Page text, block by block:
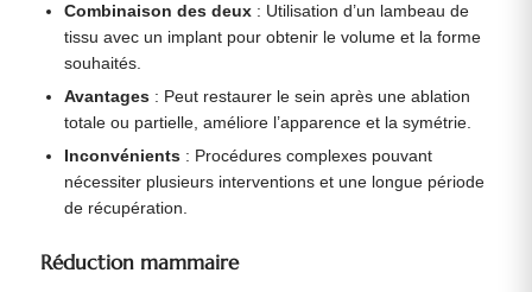
Combinaison des deux : Utilisation d’un lambeau de
tissu avec un implant pour obtenir le volume et la forme
souhaités.
Avantages : Peut restaurer le sein après une ablation
totale ou partielle, améliore l’apparence et la symétrie.
Inconvénients : Procédures complexes pouvant
nécessiter plusieurs interventions et une longue période
de récupération.
Réduction mammaire